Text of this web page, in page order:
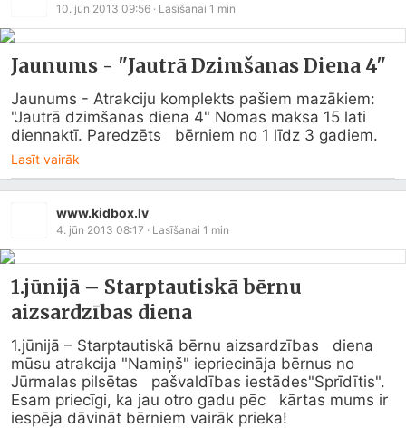
10. jūn 2013 09:56 · Lasīšanai 1 min
Jaunums - "Jautrā Dzimšanas Diena 4"
Jaunums - Atrakciju komplekts pašiem mazākiem:
"Jautrā dzimšanas diena 4" Nomas maksa 15 lati
diennaktī. Paredzēts   bērniem no 1 līdz 3 gadiem.
Lasīt vairāk
www.kidbox.lv
4. jūn 2013 08:17 · Lasīšanai 1 min
1.jūnijā – Starptautiskā bērnu
aizsardzības diena
1.jūnijā – Starptautiskā bērnu aizsardzības   diena
mūsu atrakcija "Namiņš" iepriecināja bērnus no
Jūrmalas pilsētas   pašvaldības iestādes"Sprīdītis".
Esam priecīgi, ka jau otro gadu pēc   kārtas mums ir
iespēja dāvināt bērniem vairāk prieka!